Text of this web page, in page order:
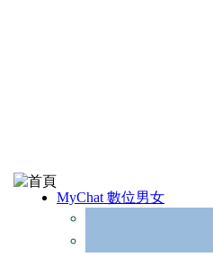
MyChat 數位男女